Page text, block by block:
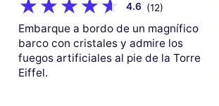
4.6 (12)
Embarque a bordo de un magnífico
barco con cristales y admire los
fuegos artificiales al pie de la Torre
Eiffel.